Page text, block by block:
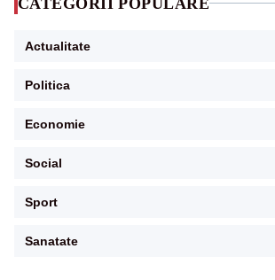
Actualitate
Politica
Economie
Social
Sport
Sanatate